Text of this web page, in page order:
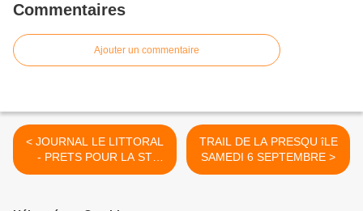
Commentaires
Ajouter un commentaire
< JOURNAL LE LITTORAL
- PRETS POUR LA ST
LAURENT
TRAIL DE LA PRESQU îLE
SAMEDI 6 SEPTEMBRE >